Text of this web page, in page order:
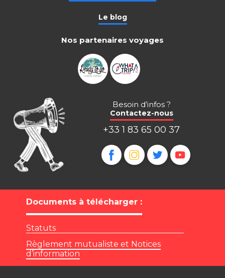
Le blog
Nos partenaires voyages
Besoin d’infos ?
Contactez-nous
+33 1 83 65 00 37
Documents à télécharger :
Statuts
Règlement mutualiste et Notices
d’information